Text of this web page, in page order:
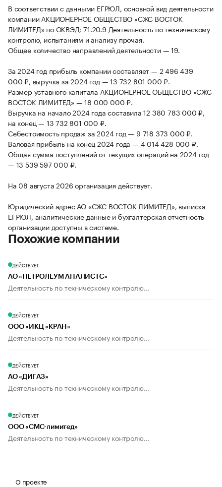
В соответствии с данными ЕГРЮЛ, основной вид деятельности
компании АКЦИОНЕРНОЕ ОБЩЕСТВО «СЖС ВОСТОК
ЛИМИТЕД» по ОКВЭД: 71.20.9 Деятельность по техническому
контролю, испытаниям и анализу прочая.
Общее количество направлений деятельности — 19.
За 2024 год прибыль компании составляет — 2 496 439
000 ₽, выручка за 2024 год — 13 732 801 000 ₽.
Размер уставного капитала АКЦИОНЕРНОЕ ОБЩЕСТВО «СЖС
ВОСТОК ЛИМИТЕД» — 18 000 000 ₽.
Выручка на начало 2024 года составила 12 380 783 000 ₽,
на конец — 13 732 801 000 ₽.
Себестоимость продаж за 2024 год — 9 718 373 000 ₽.
Валовая прибыль на конец 2024 года — 4 014 428 000 ₽.
Общая сумма поступлений от текущих операций на 2024 год
— 13 539 597 000 ₽.
На 08 августа 2026 организация действует.
Юридический адрес АО «СЖС ВОСТОК ЛИМИТЕД», выписка
ЕГРЮЛ, аналитические данные и бухгалтерская отчетность
организации доступны в системе.
Похожие компании
ДЕЙСТВУЕТ
АО «ПЕТРОЛЕУМ АНАЛИСТС»
Деятельность по техническому контролю...
ДЕЙСТВУЕТ
ООО «ИКЦ «КРАН»
Деятельность по техническому контролю...
ДЕЙСТВУЕТ
АО «ДИГАЗ»
Деятельность по техническому контролю...
ДЕЙСТВУЕТ
ООО «СМС-лимитед»
Деятельность по техническому контролю...
О проекте